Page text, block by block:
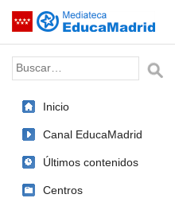
Saltar navegación
Palabra o frase:
Inicio
Canal EducaMadrid
Últimos contenidos
Centros